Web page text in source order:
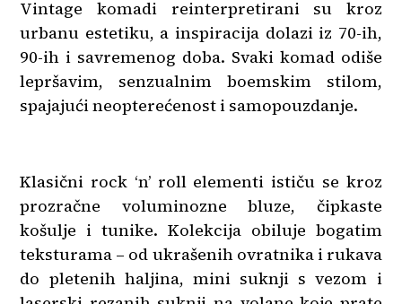
Vintage komadi reinterpretirani su kroz
urbanu estetiku, a inspiracija dolazi iz 70-ih,
90-ih i savremenog doba. Svaki komad odiše
lepršavim, senzualnim boemskim stilom,
spajajući neopterećenost i samopouzdanje.
Klasični rock ‘n’ roll elementi ističu se kroz
prozračne voluminozne bluze, čipkaste
košulje i tunike. Kolekcija obiluje bogatim
teksturama – od ukrašenih ovratnika i rukava
do pletenih haljina, mini suknji s vezom i